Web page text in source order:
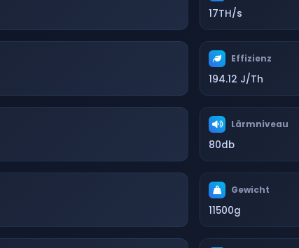
17TH/s
Effizienz
194.12 J/Th
Lärmniveau
80db
Gewicht
11500g